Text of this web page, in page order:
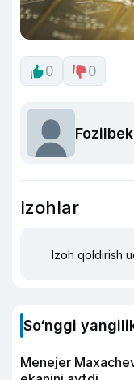
0 0
Izohlar
Izoh qoldirish
So‘nggi
Menejer